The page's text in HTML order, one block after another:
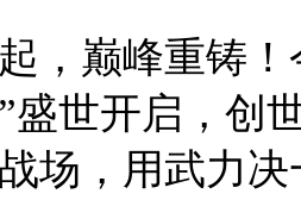
，巅峰重铸
盛世开启，创
场，用武力